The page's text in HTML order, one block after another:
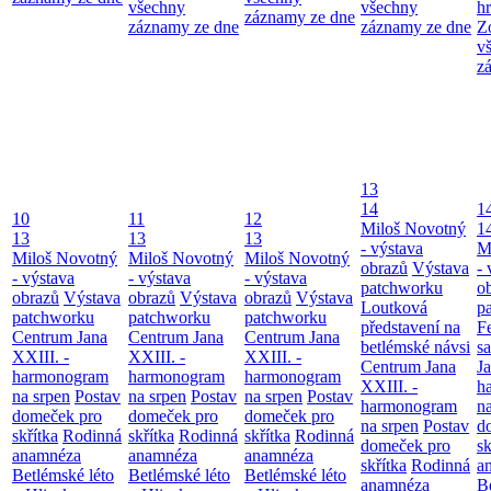
všechny
záznamy ze dne
záznamy ze dne
všechny
záznamy ze dne
10
13
Miloš Novotný
- výstava
obrazů Výstava
patchworku
Centrum Jana
XXIII. -
harmonogram
na srpen Postav
domeček pro
skřítka Rodinná
anamnéza
Betlémské léto
11
13
Miloš Novotný
- výstava
obrazů Výstava
patchworku
Centrum Jana
XXIII. -
harmonogram
na srpen Postav
domeček pro
skřítka Rodinná
anamnéza
Betlémské léto
12
13
Miloš Novotný
- výstava
obrazů Výstava
patchworku
Centrum Jana
XXIII. -
harmonogram
na srpen Postav
domeček pro
skřítka Rodinná
anamnéza
Betlémské léto
13
14
Miloš Novotný
- výstava
obrazů Výstava
patchworku
Loutková
představení na
betlémské návsi
Centrum Jana
XXIII. -
harmonogram
na srpen Postav
domeček pro
skřítka Rodinná
anamnéza
-